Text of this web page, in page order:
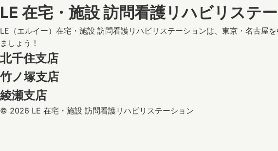
LE 在宅・施設 訪問看護リハビリステ
LE（エルイー）在宅・施設 訪問看護リハビリステーションは、東京・名古屋
ましょう！
北千住支店
竹ノ塚支店
綾瀬支店
© 2026 LE 在宅・施設 訪問看護リハビリステーション